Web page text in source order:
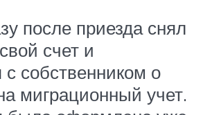
после приезда снял
счет и
с собственником о
миграционный учет.